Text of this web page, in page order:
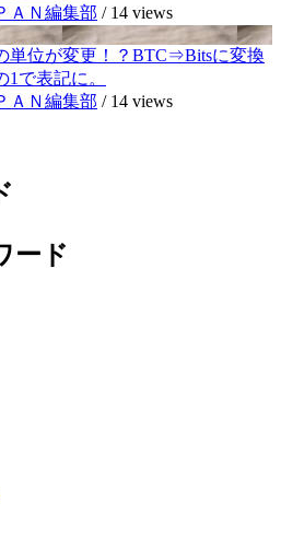
ＡＮ編集部 / 14 views
単位が変更！？BTC⇒Bitsに変換
1で表記に。
ＡＮ編集部 / 14 views
ード